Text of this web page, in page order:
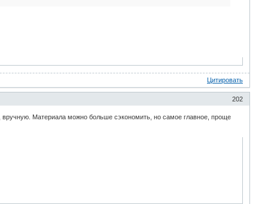
Цитировать
202
вручную. Материала можно больше сэкономить, но самое главное, проще